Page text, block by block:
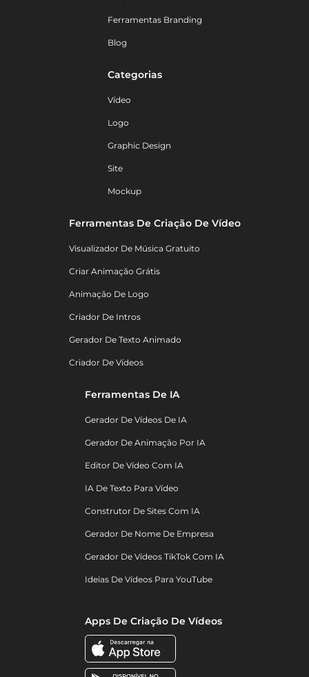
Ferramentas Branding
Blog
Categorias
Vídeo
Logo
Graphic Design
Site
Mockup
Ferramentas De Criação De Vídeo
Visualizador De Música Gratuito
Criar Animação Grátis
Animação De Logo
Criador De Intros
Gerador De Texto Animado
Criador De Vídeos
Ferramentas De IA
Gerador De Vídeos De IA
Gerador De Animação Por IA
Editor De Vídeo Com IA
IA De Texto Para Vídeo
Construtor De Sites Com IA
Gerador De Nome De Empresa
Gerador De Vídeos TikTok Com IA
Ideias De Vídeos Para YouTube
Apps De Criação De Vídeos